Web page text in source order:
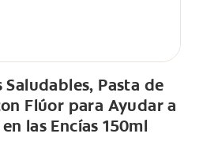
Pasta de
Flúor para Ayudar a
las Encías 150ml